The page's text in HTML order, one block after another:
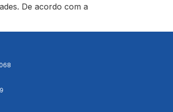
De acordo com a